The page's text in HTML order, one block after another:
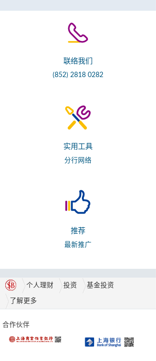
联络我们
(852) 2818 0282
实用工具
分行网络
推荐
最新推广
个人理财 投资 基金投资
了解更多
合作伙伴